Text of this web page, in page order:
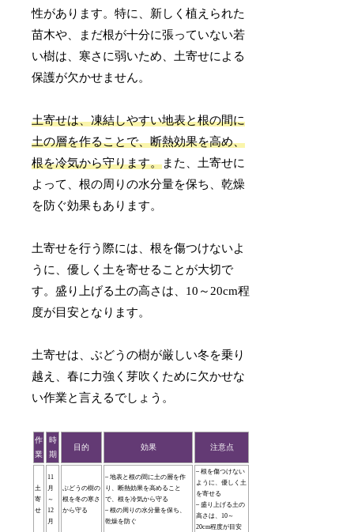
性があります。特に、新しく植えられた
苗木や、まだ根が十分に張っていない若
い樹は、寒さに弱いため、土寄せによる
保護が欠かせません。
土寄せは、凍結しやすい地表と根の間に
土の層を作ることで、断熱効果を高め、
根を冷気から守ります。また、土寄せに
よって、根の周りの水分量を保ち、乾燥
を防ぐ効果もあります。
土寄せを行う際には、根を傷つけないよ
うに、優しく土を寄せることが大切で
す。盛り上げる土の高さは、10～20cm程
度が目安となります。
土寄せは、ぶどうの樹が厳しい冬を乗り
越え、春に力強く芽吹くために欠かせな
い作業と言えるでしょう。
作
業
時
期
目的 効果 注意点
土
寄
せ
11
月
～
12
月
ぶどうの樹の
根を冬の寒さ
から守る
– 地表と根の間に土の層を作
り、断熱効果を高めること
で、根を冷気から守る
– 根の周りの水分量を保ち、
乾燥を防ぐ
– 根を傷つけない
ように、優しく土
を寄せる
– 盛り上げる土の
高さは、10～
20cm程度が目安